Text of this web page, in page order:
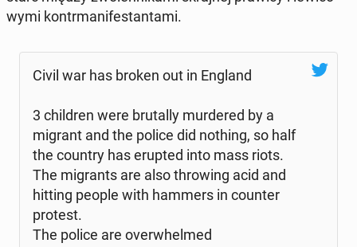
wy­mi kontr­ma­ni­fe­stan­ta­mi.
Civil war has broken out in England
3 chil­dren were bru­tal­ly mur­de­red by a
migrant and the police did nothing, so half
the country has erupted into mass riots.
The mi­grants are also thro­wing acid and
hitting people with hammers in counter
protest.
The police are over­whel­med